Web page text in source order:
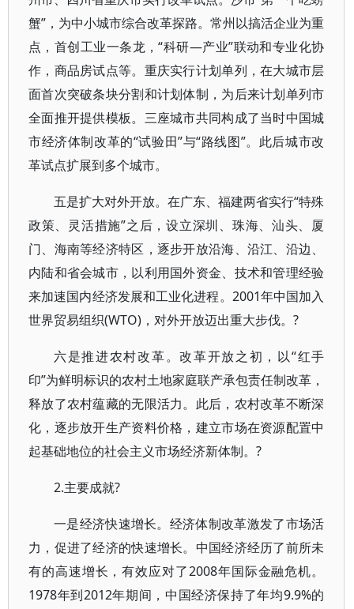
蟹”，为中小城市综合改革探路。常州以搞活企业为重
点，首创工业一条龙，“科研—产业”联动和专业化协
作，商品房试点等。重庆实行计划单列，在大城市层
面首次突破条块分割和计划体制，为后来计划单列市
全面推开提供模板。三座城市共同构成了当时中国城
市经济体制改革的“试验田”与“路线图”。此后城市改
革试点扩展到多个城市。
五是扩大对外开放。在广东、福建两省实行“特殊
政策、灵活措施”之后，设立深圳、珠海、汕头、厦
门、海南等经济特区，逐步开放沿海、沿江、沿边、
内陆和省会城市，以利用国外资金、技术和管理经验
来加速国内经济发展和工业化进程。2001年中国加入
世界贸易组织(WTO)，对外开放迈出重大步伐。?
六是推进农村改革。改革开放之初，以“红手
印”为鲜明标识的农村土地家庭联产承包责任制改革，
释放了农村蕴藏的无限活力。此后，农村改革不断深
化，逐步放开生产资料价格，建立市场在资源配置中
起基础地位的社会主义市场经济新体制。?
2.主要成就?
一是经济快速增长。经济体制改革激发了市场活
力，促进了经济的快速增长。中国经济经历了前所未
有的高速增长，有效应对了2008年国际金融危机。
1978年到2012年期间，中国经济保持了年均9.9%的